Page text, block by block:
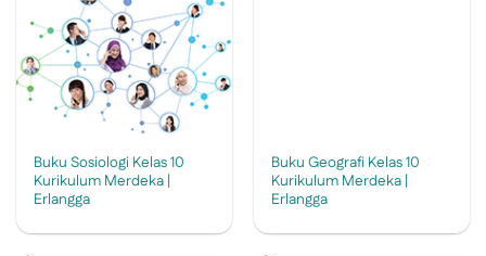
Buku Sosiologi Kelas 10
Kurikulum Merdeka |
Erlangga
Buku Geografi Kelas 10
Kurikulum Merdeka |
Erlangga